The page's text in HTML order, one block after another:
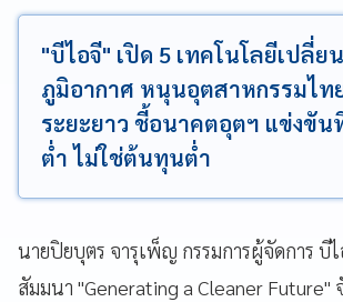
"บีไอจี" เปิด 5 เทคโนโลยีเปลี่
ภูมิอากาศ หนุนอุตสาหกรรมไท
ระยะยาว ชี้อนาคตอุตฯ แข่งขั
ต่ำ ไม่ใช่ต้นทุนต่ำ
นายปิยบุตร จารุเพ็ญ กรรมการผู้จัดการ บี
สัมมนา "Generating a Cleaner Future"